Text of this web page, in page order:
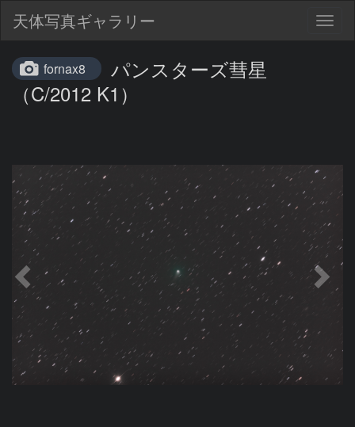
天体写真ギャラリー
fornax8
パンスターズ彗星
（C/2012 K1）